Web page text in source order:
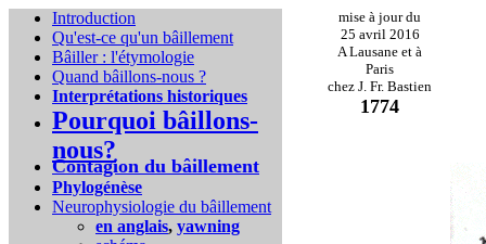
Introduction
Qu'est-ce qu'un bâillement
Bâiller : l'étymologie
Quand bâillons-nous ?
Interprétations historiques
Pourquoi bâillons-
nous?
Contagion du bâillement
Phylogénèse
Neurophysiologie du bâillement
en anglais, yawning
mise à jour du
25 avril 2016
A Lausane et à
Paris
chez J. Fr. Bastien
1774